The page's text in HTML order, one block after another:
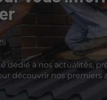
dédié à nos actualités,
découvrir nos premiers